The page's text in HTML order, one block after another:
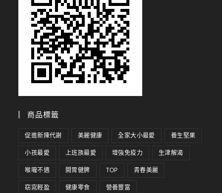
商品標籤
促進新陳代謝 美麗健康 全家大小最愛 養生堅果
小孩最愛 上班族最愛 增強免疫力 生津解渴
喉嚨不適 開胃健脾 TOP 青春美麗
窈窕輕盈 健康零食 營養豐富